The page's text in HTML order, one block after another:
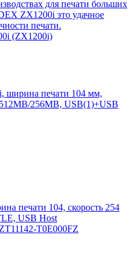
для печати больших
ZX1200i это удачное
печати.
(ZX1200i)
ширина печати 104 мм,
256MB, USB(1)+USB
печати 104, скорость 254
USB Host
T0E000FZ